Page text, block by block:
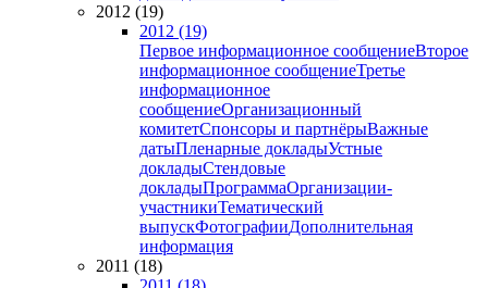
2012 (19)
2012 (19)
Первое информационное сообщениеВторое
информационное сообщениеТретье
информационное
сообщениеОрганизационный
комитетСпонсоры и партнёрыВажные
датыПленарные докладыУстные
докладыСтендовые
докладыПрограммаОрганизации-
участникиТематический
выпускФотографииДополнительная
информация
2011 (18)